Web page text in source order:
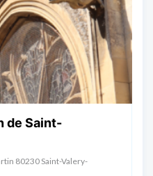
de Saint-
80230 Saint-Valery-